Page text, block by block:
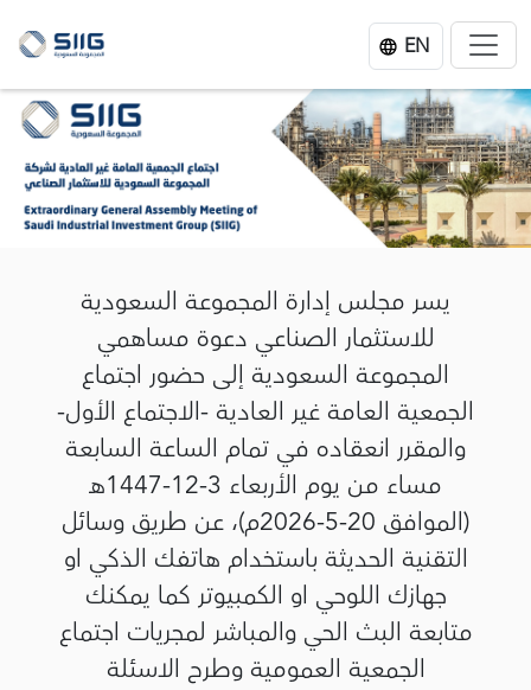
EN
يسر مجلس إدارة المجموعة السعودية
للاستثمار الصناعي دعوة مساهمي
المجموعة السعودية إلى حضور اجتماع
الجمعية العامة غير العادية -الاجتماع الأول-
والمقرر انعقاده في تمام الساعة السابعة
مساء من يوم الأربعاء 3-12-1447هـ
(الموافق 20-5-2026م)، عن طريق وسائل
التقنية الحديثة باستخدام هاتفك الذكي او
جهازك اللوحي او الكمبيوتر كما يمكنك
متابعة البث الحي والمباشر لمجريات اجتماع
الجمعية العمومية وطرح الاسئلة